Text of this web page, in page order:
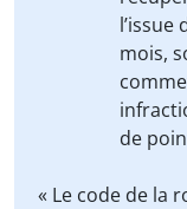
l’issue
mois,
de
« Le code de la